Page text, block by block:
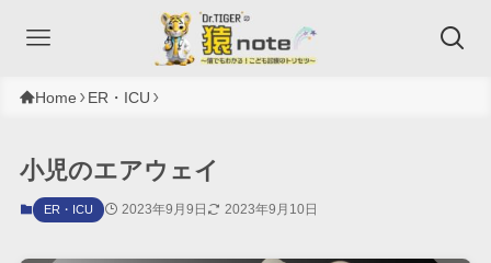
Home ER・ICU
小児のエアウェイ
ER・ICU 2023年9月9日 2023年9月10日